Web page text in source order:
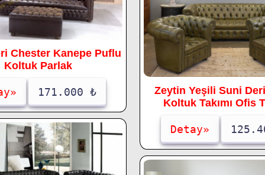
Chester Kanepe Puflu
Koltuk Parlak
171.000 ₺
Zeytin Yeşili Suni
Koltuk Takımı Ofis
Detay»